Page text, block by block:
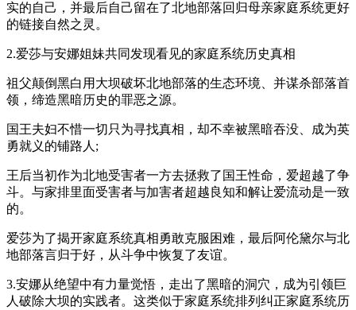
实的自己，并最后自己留在了北地部落回归母亲家庭系统更好
的链接自然之灵。
2.爱莎与安娜姐妹共同发现看见的家庭系统历史真相
祖父颠倒黑白用大坝破坏北地部落的生态环境、并谋杀部落首
领，缔造黑暗历史的罪恶之源。
国王夫妇不惜一切只为寻找真相，却不幸被黑暗吞没、成为英
勇就义的铺路人;
王后当初作为北地受害者一方去拯救了国王性命，爱超越了争
斗。与家排里面受害者与加害者超越良知和解让爱流动是一致
的。
爱莎为了揭开家庭系统真相勇敢克服困难，最后阿伦黛尔与北
地部落言归于好，从斗争中恢复了友谊。
3.安娜从绝望中有力量觉悟，走出了黑暗的洞穴，成为引领巨
人破除大坝的实践者。这类似于家庭系统排列纠正家庭系统历